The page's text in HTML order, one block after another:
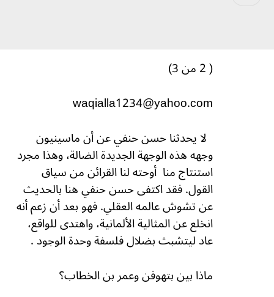
( 2 من 3)
waqialla1234@yahoo.com
لا يحدثنا حسن حنفي عن أن ماسينيون
وجهه هذه الوجهة الجديدة الضالة، وهذا مجرد
استنتاج منا أوحته لنا القرائن من سياق
القول. فقد اكتفى حسن حنفي هنا بالحديث
عن تشوش عالمه العقلي. فهو بعد أن زعم أنه
انخلع عن المثالية الألمانية، واهتدى للواقع،
عاد ليتشبث بضلال فلسفة وحدة الوجود .
ماذا بين بتهوفن وعمر بن الخطاب؟